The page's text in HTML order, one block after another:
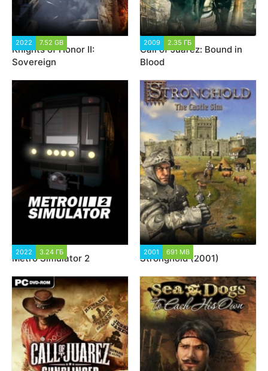
2022 7.52 GB
Knights of Honor II:
Sovereign
2009 2.35 ГБ
Call of Juarez: Bound in
Blood
2022 3.24 ГБ
Metro Simulator 2
2001 691 MB 135 069
Stronghold (2001)